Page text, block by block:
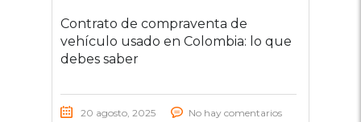
Contrato de compraventa de
vehículo usado en Colombia: lo que
debes saber
20 agosto, 2025 No hay comentarios